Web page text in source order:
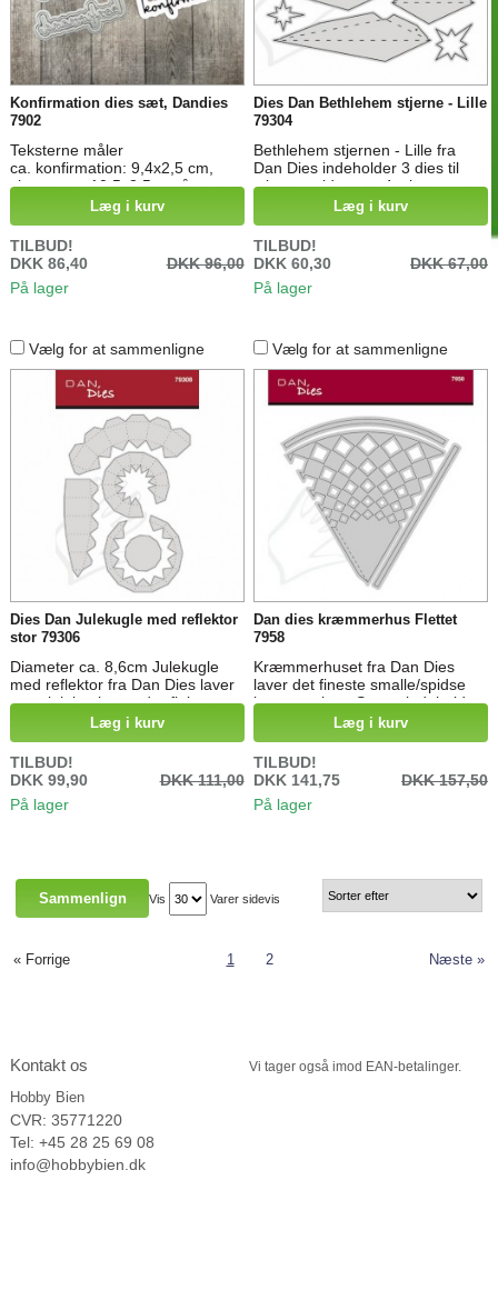
Konfirmation dies sæt, Dandies
7902
Teksterne måler
ca. konfirmation: 9,4x2,5 cm,
skygge ca. 10,5x3,5 cm årets:
3,1x1,9 cm, skygge ca. 4,2x3 cm
kære: 3,5x2,8 cm, skygge ca.
4,6x konfirmand: 8,8x2,6 cm,
skygge ca. 9,9x3,8 cm
Læg i kurv
TILBUD!
DKK 86,40
DKK 96,00
På lager
Dies Dan Bethlehem stjerne - Lille
79304
Bethlehem stjernen - Lille fra
Dan Dies indeholder 3 dies til
stjerne spidser og 4 stjerne
diesLang spids: ca. 7,3cm
Mellem Spids: ca. 5,6cm Kort
spids: ca. 3,8cm
Læg i kurv
TILBUD!
DKK 60,30
DKK 67,00
På lager
Vælg for at sammenligne
Dies Dan Julekugle med reflektor
stor 79306
Diameter ca. 8,6cm Julekugle
med reflektor fra Dan Dies laver
retro julekugler med reflektor -
dvs. kuglen på den ene side
buer indad og hvis den del er
lavet med f.eks. blankt
karton/papir, kan det på
smukkeste vis reflekter lyset fra
træet.
Læg i kurv
TILBUD!
DKK 99,90
DKK 111,00
På lager
Vælg for at sammenligne
Dan dies kræmmerhus Flettet
7958
Kræmmerhuset fra Dan Dies
laver det fineste smalle/spidse
kræmmerhus. Sættet indeholder
dies: Flet, kantbånd og hank.
Brug f.eks. flet die til at lave et
kræmmerhus med huller i, eller
kombiner med basen fra Dan
Dies 7957 Kræmmerhus måler
ca.: Flet: 14,5x14 cm Hank:
Læg i kurv
TILBUD!
DKK 141,75
DKK 157,50
På lager
Vis Varer sidevis
« Forrige 1 2 Næste »
Kontakt os
Hobby Bien
CVR: 35771220
Tel: +45 28 25 69 08
info@hobbybien.dk
Vi tager også imod EAN-betalinger.